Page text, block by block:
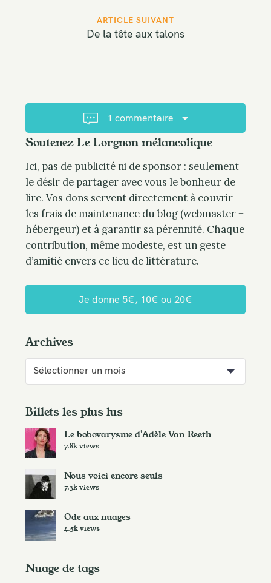
g
t
i
o
n
ARTICLE SUIVANT
De la tête aux talons
1 commentaire
Soutenez Le Lorgnon mélancolique
Ici, pas de publicité ni de sponsor : seulement
le désir de partager avec vous le bonheur de
lire. Vos dons servent directement à couvrir
les frais de maintenance du blog (webmaster +
hébergeur) et à garantir sa pérennité. Chaque
contribution, même modeste, est un geste
d’amitié envers ce lieu de littérature.
Je donne 5€, 10€ ou 20€
Archives
r
h
i
e
s
Billets les plus lus
Le bobovarysme d’Adèle Van Reeth
7.8k views
Nous voici encore seuls
7.3k views
Ode aux nuages
4.5k views
Nuage de tags